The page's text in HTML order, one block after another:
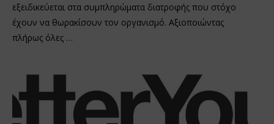
εξειδικεύεται στα συμπληρώματα διατροφής που στόχο
έχουν να θωρακίσουν τον οργανισμό. Αξιοποιώντας
πλήρως όλες …